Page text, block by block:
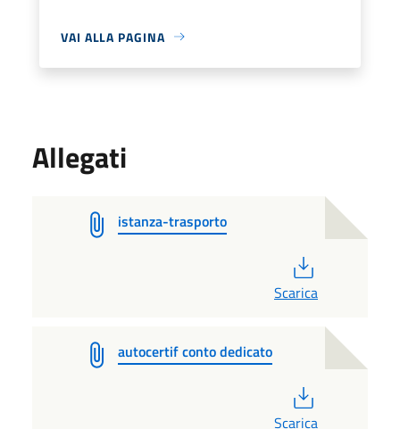
VAI ALLA PAGINA
Allegati
istanza-trasporto
Scarica
autocertif conto dedicato
Scarica